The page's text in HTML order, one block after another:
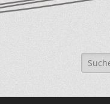
Suche
nach: